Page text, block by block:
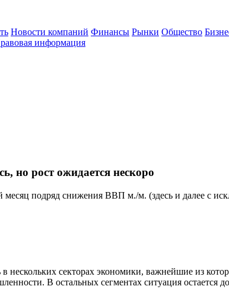
Новости компаний Финансы Рынки Общество
информация
но рост ожидается нескоро
подряд снижения ВВП м./м. (здесь и далее с
секторах экономики, важнейшие из
В остальных сегментах ситуация остается